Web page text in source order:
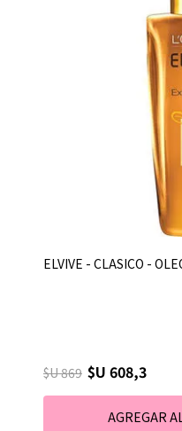
ELVIVE - CLASICO -
$U 869 $U 608,3